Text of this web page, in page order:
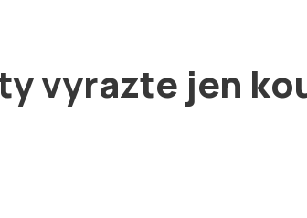
vyrazte jen